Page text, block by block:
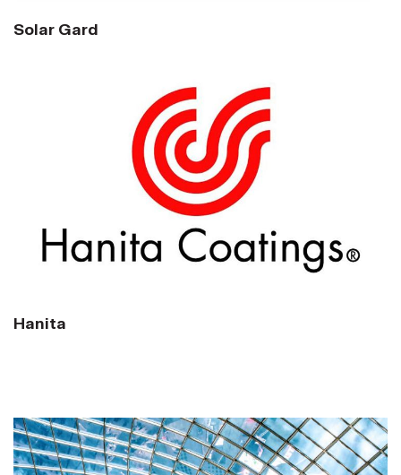
Solar Gard
Hanita